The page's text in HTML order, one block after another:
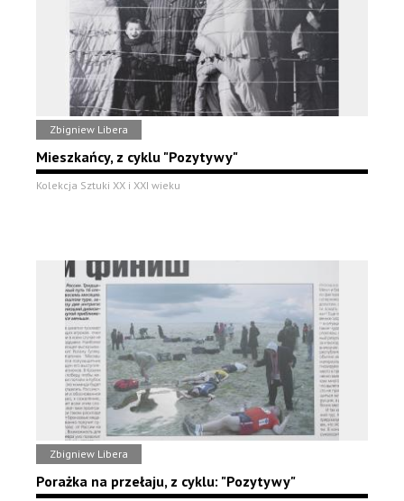
Zbigniew Libera
Mieszkańcy, z cyklu "Pozytywy"
Kolekcja Sztuki XX i XXI wieku
Zbigniew Libera
Porażka na przełaju, z cyklu: "Pozytywy"